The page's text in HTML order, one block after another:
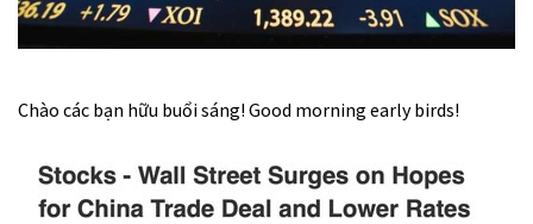
Chào các bạn hữu buổi sáng! Good morning early birds!